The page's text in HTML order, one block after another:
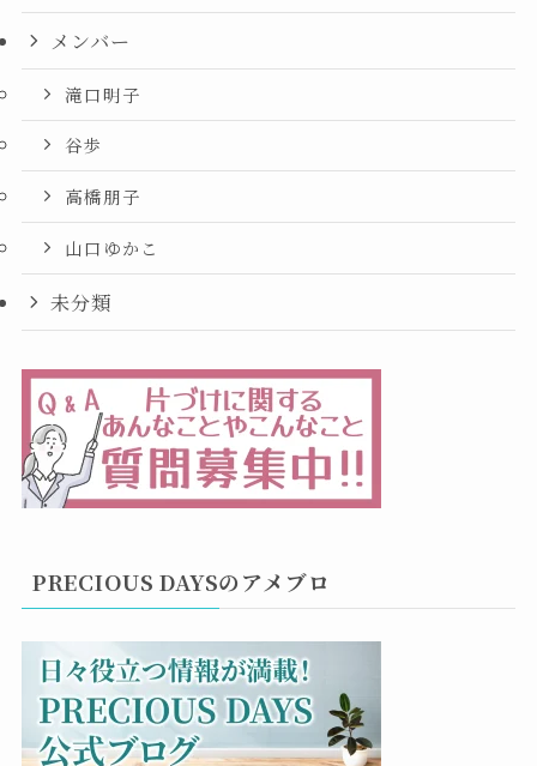
メンバー
滝口明子
谷歩
高橋朋子
山口ゆかこ
未分類
PRECIOUS DAYSのアメブロ